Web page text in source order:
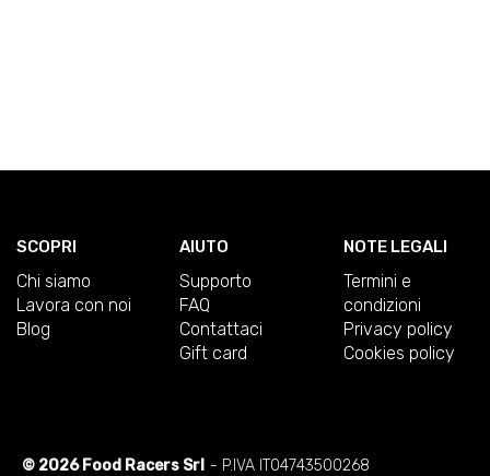
SCOPRI
Chi siamo
Lavora con noi
Blog
AIUTO
Supporto
FAQ
Contattaci
Gift card
NOTE LEGALI
Termini e
condizioni
Privacy policy
Cookies policy
© 2026 Food Racers Srl - P.IVA IT04743500268